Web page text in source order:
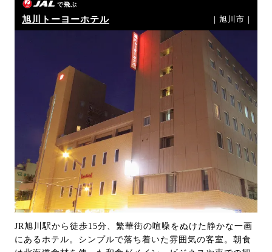
で飛ぶ
旭川トーヨーホテル ｜旭川市｜
JR旭川駅から徒歩15分、繁華街の喧噪をぬけた静かな一画
にあるホテル。シンプルで落ち着いた雰囲気の客室。朝食